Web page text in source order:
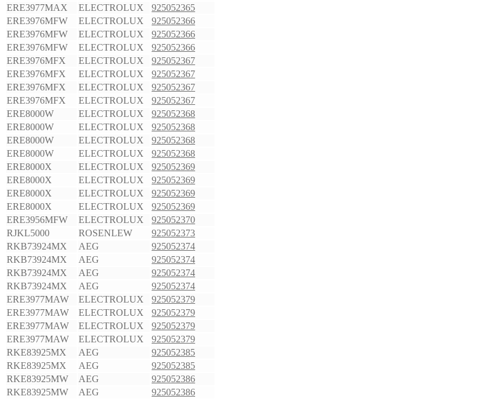
ERE3977MAX
ELECTROLUX
925052365
ERE3976MFW
ELECTROLUX
925052366
ERE3976MFW
ELECTROLUX
925052366
ERE3976MFW
ELECTROLUX
925052366
ERE3976MFX
ELECTROLUX
925052367
ERE3976MFX
ELECTROLUX
925052367
ERE3976MFX
ELECTROLUX
925052367
ERE3976MFX
ELECTROLUX
925052367
ERE8000W
ELECTROLUX
925052368
ERE8000W
ELECTROLUX
925052368
ERE8000W
ELECTROLUX
925052368
ERE8000W
ELECTROLUX
925052368
ERE8000X
ELECTROLUX
925052369
ERE8000X
ELECTROLUX
925052369
ERE8000X
ELECTROLUX
925052369
ERE8000X
ELECTROLUX
925052369
ERE3956MFW
ELECTROLUX
925052370
RJKL5000
ROSENLEW
925052373
RKB73924MX
AEG
925052374
RKB73924MX
AEG
925052374
RKB73924MX
AEG
925052374
RKB73924MX
AEG
925052374
ERE3977MAW
ELECTROLUX
925052379
ERE3977MAW
ELECTROLUX
925052379
ERE3977MAW
ELECTROLUX
925052379
ERE3977MAW
ELECTROLUX
925052379
RKE83925MX
AEG
925052385
RKE83925MX
AEG
925052385
RKE83925MW
AEG
925052386
RKE83925MW
AEG
925052386